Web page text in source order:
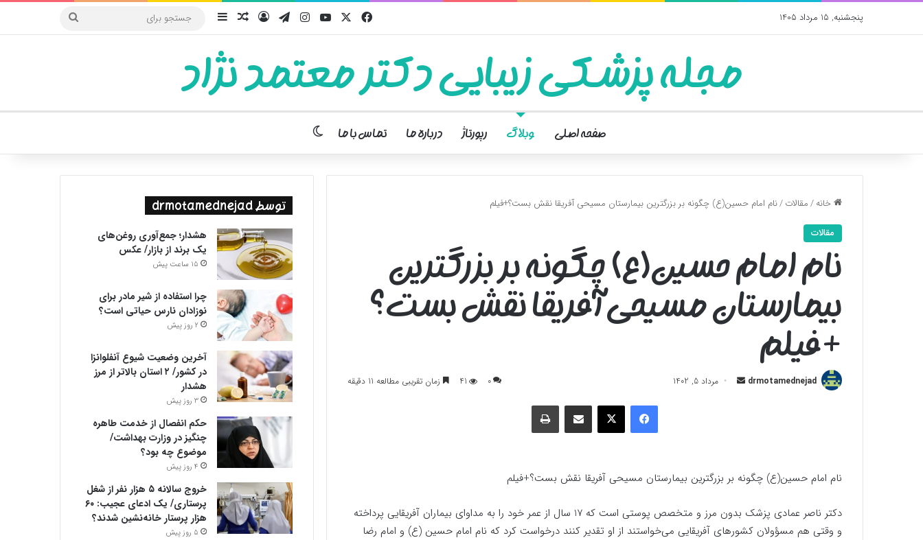
پنجشنبه, 15 مرداد 1405 فیسبوکایکسیوتیوباینستاگرام
تلگرامورودنوشته تصادفی
سایدبار
جستجو
مجله پزشکی زیبایی دکتر معتمد نژاد
صفحه اصلی وبلاگ رپورتاژ درباره ما تماس با ما تغییر پوسته
خانه/مقالات/نام امام حسین(ع) چگونه بر بزرگترین بیمارستان مسیحی آفریقا نقش بست؟+فیلم
مقالات
نام امام حسین(ع) چگونه بر بزرگترین
بیمارستان مسیحی آفریقا نقش بست؟
+فیلم
drmotamednejad
ارسال مرداد 5, 1402 0
41 زمان تقریبی مطالعه 11 دقیقه
فیسبوک ایکس اشتراک گذاری با ایمیل چاپ
نام امام حسین(ع) چگونه بر بزرگترین بیمارستان مسیحی آفریقا نقش بست؟+فیلم
دکتر ناصر عمادی پزشک بدون مرز و متخصص پوستی است که 17 سال از عمر خود را به مداوای بیماران آفریقایی پرداخته
و وقتی هم مسؤولان کشورهای آفریقایی می‌خواستند از او تقدیر کنند درخواست کرد که نام امام حسین (ع) و امام رضا
توسط drmotamednejad
هشدار؛ جمع‌آوری روغن‌های
یک برند از بازار/ عکس
15 ساعت پیش
چرا استفاده از شیر مادر برای
نوزادان نارس حیاتی است؟
2 روز پیش
آخرین وضعیت شیوع آنفلوانزا
در کشور/ ۲ استان بالاتر از مرز
هشدار
3 روز پیش
حکم انفصال از خدمت طاهره
چنگیز در وزارت بهداشت/
موضوع چه بود؟
4 روز پیش
خروج سالانه ۵ هزار نفر از شغل
پرستاری/ یک ادعای عجیب: ۶۰
هزار پرستار خانه‌نشین شدند؟
5 روز پیش